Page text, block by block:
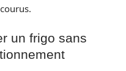
un frigo sans